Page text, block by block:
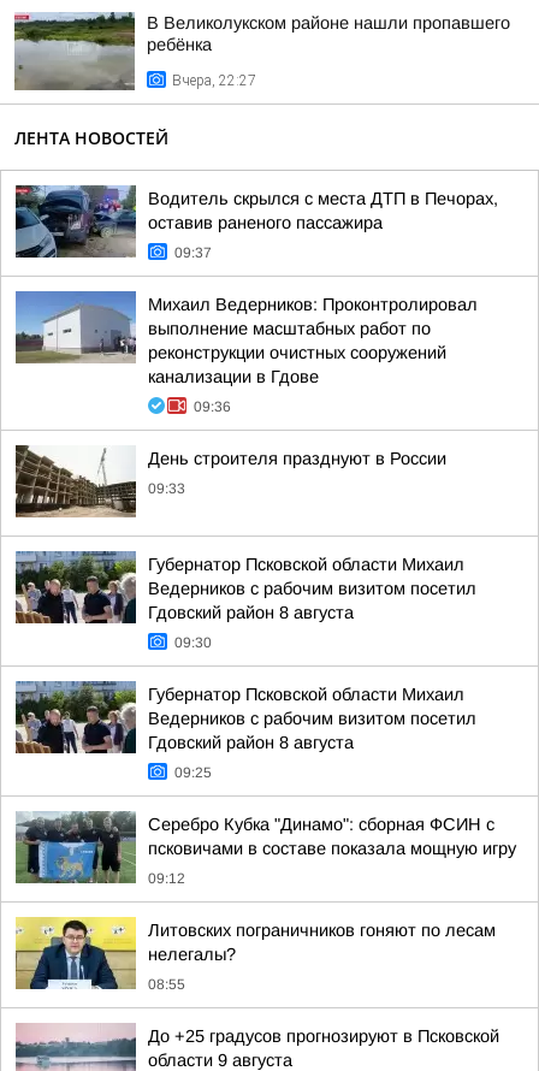
В Великолукском районе нашли пропавшего
ребёнка
Вчера, 22:27
ЛЕНТА НОВОСТЕЙ
Водитель скрылся с места ДТП в Печорах,
оставив раненого пассажира
09:37
Михаил Ведерников: Проконтролировал
выполнение масштабных работ по
реконструкции очистных сооружений
канализации в Гдове
09:36
День строителя празднуют в России
09:33
Губернатор Псковской области Михаил
Ведерников с рабочим визитом посетил
Гдовский район 8 августа
09:30
Губернатор Псковской области Михаил
Ведерников с рабочим визитом посетил
Гдовский район 8 августа
09:25
Серебро Кубка "Динамо": сборная ФСИН с
псковичами в составе показала мощную игру
09:12
Литовских пограничников гоняют по лесам
нелегалы?
08:55
До +25 градусов прогнозируют в Псковской
области 9 августа